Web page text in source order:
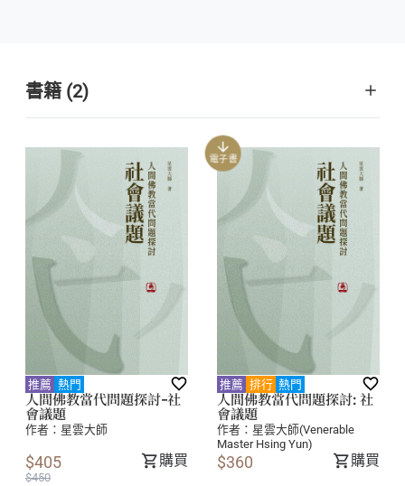
書籍 (2)
推薦 熱門
人間佛教當代問題探討-社
會議題
作者： 星雲大師
$405
$450
購買
電子書
推薦 排行 熱門
人間佛教當代問題探討: 社
會議題
作者： 星雲大師(Venerable
Master Hsing Yun)
$360 購買